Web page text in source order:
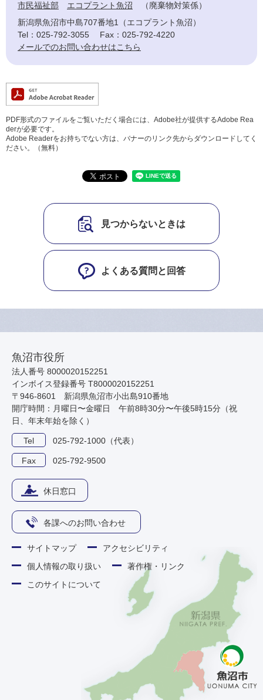
市民福祉部 エコプラント魚沼
廃棄物対策係
新潟県魚沼市中島707番地1（エコプラント魚沼）
Tel：025-792-3055
Fax：025-792-4220
メールでのお問い合わせはこちら
PDF形式のファイルをご覧いただく場合には、Adobe社が提供するAdobe Rea
derが必要です。
Adobe Readerをお持ちでない方は、バナーのリンク先からダウンロードしてく
ださい。（無料）
見つからないときは
よくある質問と回答
魚沼市役所
法人番号 8000020152251
インボイス登録番号 T8000020152251
〒946-8601 新潟県魚沼市小出島910番地
開庁時間：月曜日〜金曜日 午前8時30分〜午後5時15分（祝
日、年末年始を除く）
Tel 025-792-1000（代表）
Fax 025-792-9500
休日窓口
各課へのお問い合わせ
サイトマップ
アクセシビリティ
個人情報の取り扱い
著作権・リンク
このサイトについて